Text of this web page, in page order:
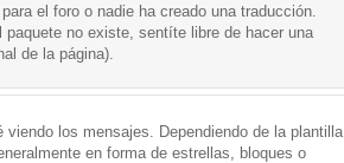
el foro o nadie ha creado una traducción.
no existe, sentíte libre de hacer una
de la página).
los mensajes. Dependiendo de la plantilla
en forma de estrellas, bloques o